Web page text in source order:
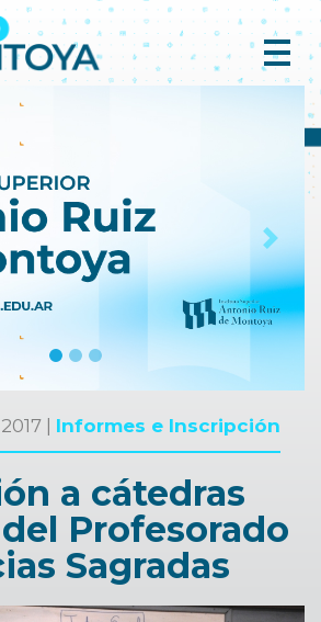
Next
| Informes e Inscripción
a cátedras
Profesorado
Sagradas